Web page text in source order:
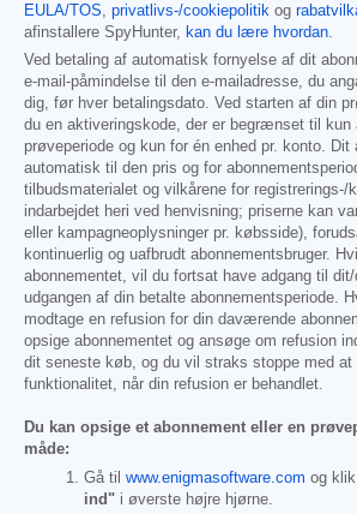
EULA/TOS, privatlivs-/cookiepolitik og
afinstallere SpyHunter, kan du lære hvordan.
Ved betaling af automatisk fornyelse af dit
e-mail-påmindelse til den e-mailadresse, du
dig, før hver betalingsdato. Ved starten af din
du en aktiveringskode, der er begrænset til kun
prøveperiode og kun for én enhed pr. konto. Dit
automatisk til den pris og for
tilbudsmaterialet og vilkårene for registrerings-/
indarbejdet heri ved henvisning; priserne kan
eller kampagneoplysninger pr. købsside),
kontinuerlig og uafbrudt abonnementsbruger.
abonnementet, vil du fortsat have adgang til dit/
udgangen af din betalte abonnementsperiode.
modtage en refusion for din daværende
opsige abonnementet og ansøge om refusion
dit seneste køb, og du vil straks stoppe med at
funktionalitet, når din refusion er behandlet.
Du kan opsige et abonnement eller en
måde:
Gå til www.enigmasoftware.com og
ind" i øverste højre hjørne.